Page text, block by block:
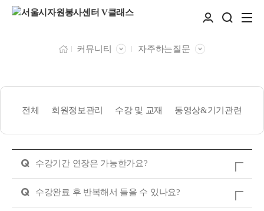
커뮤니티 자주하는질문
전체 회원정보관리 수강 및 교재 동영상&기기관련
Q 수강기간 연장은 가능한가요?
Q 수강완료 후 반복해서 들을 수 있나요?